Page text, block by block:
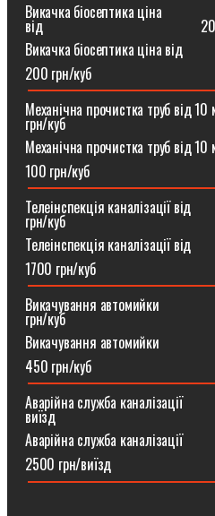
Викачка біосептика ціна
Викачка біосептика ціна від
200 грн/куб
Механічна прочистка труб
грн/куб
Механічна прочистка труб від 10
100 грн/куб
Телеінспекція каналізації
грн/куб
Телеінспекція каналізації від
1700 грн/куб
Викачування
грн/куб
Викачування автомийки
450 грн/куб
Аварійна служба
виїзд
Аварійна служба каналізації
2500 грн/виїзд